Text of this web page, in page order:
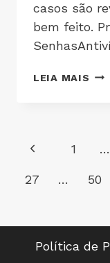
casos são
bem feito.
LEIA MAIS
1 …
27 … 50
Política de